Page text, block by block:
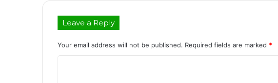
Leave a Reply
Your email address will not be published. Required fields are marked *